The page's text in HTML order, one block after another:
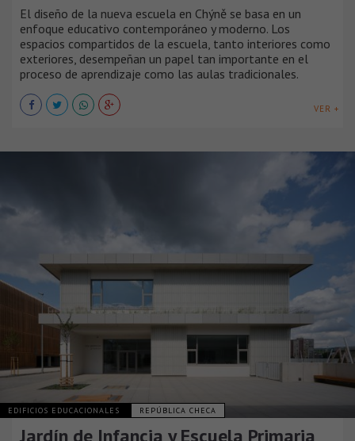
El diseño de la nueva escuela en Chýně se basa en un
enfoque educativo contemporáneo y moderno. Los
espacios compartidos de la escuela, tanto interiores como
exteriores, desempeñan un papel tan importante en el
proceso de aprendizaje como las aulas tradicionales.
VER +
EDIFICIOS EDUCACIONALES REPÚBLICA CHECA